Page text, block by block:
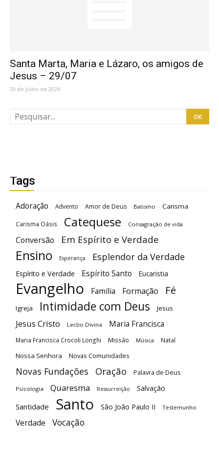
Santa Marta, Maria e Lázaro, os amigos de
Jesus – 29/07
29 de julho de 2024
Tags
Adoração Advento Amor de Deus Batismo Carisma
Carisma Oásis Catequese Consagração de vida
Conversão Em Espírito e Verdade
Ensino Esperança Esplendor da Verdade
Espírito e Verdade Espírito Santo Eucaristia
Evangelho Família Formação Fé
Igreja Intimidade com Deus Jesus
Jesus Cristo Lectio Divina Maria Francisca
Maria Francisca Crocoli Longhi Missão Música Natal
Nossa Senhora Novas Comunidades
Novas Fundações Oração Palavra de Deus
Psicologia Quaresma Ressurreição Salvação
Santidade Santo São João Paulo II Testemunho
Verdade Vocação